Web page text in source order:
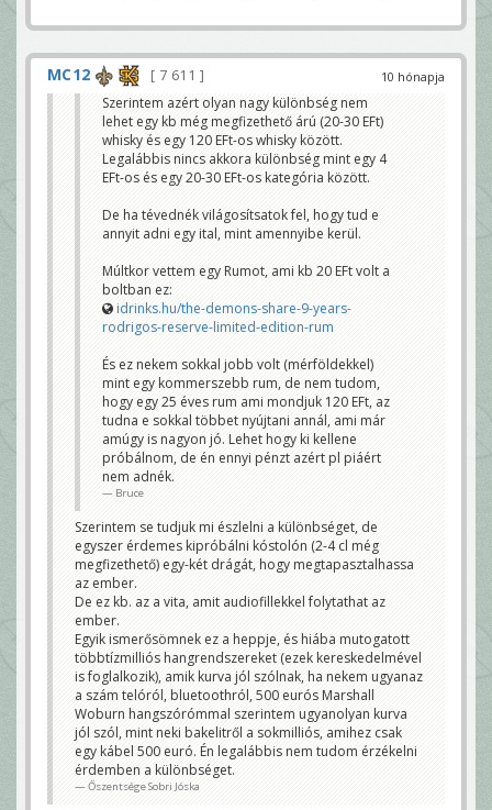
10 hónapja
MC12
7 611
Szerintem azért olyan nagy különbség nem
lehet egy kb még megfizethető árú (20-30 EFt)
whisky és egy 120 EFt-os whisky között.
Legalábbis nincs akkora különbség mint egy 4
EFt-os és egy 20-30 EFt-os kategória között.
De ha tévednék világosítsatok fel, hogy tud e
annyit adni egy ital, mint amennyibe kerül.
Múltkor vettem egy Rumot, ami kb 20 EFt volt a
boltban ez:
idrinks.hu/the-demons-share-9-years-
rodrigos-reserve-limited-edition-rum
És ez nekem sokkal jobb volt (mérföldekkel)
mint egy kommerszebb rum, de nem tudom,
hogy egy 25 éves rum ami mondjuk 120 EFt, az
tudna e sokkal többet nyújtani annál, ami már
amúgy is nagyon jó. Lehet hogy ki kellene
próbálnom, de én ennyi pénzt azért pl piáért
nem adnék.
Bruce
Szerintem se tudjuk mi észlelni a különbséget, de
egyszer érdemes kipróbálni kóstolón (2-4 cl még
megfizethető) egy-két drágát, hogy megtapasztalhassa
az ember.
De ez kb. az a vita, amit audiofillekkel folytathat az
ember.
Egyik ismerősömnek ez a heppje, és hiába mutogatott
többtízmilliós hangrendszereket (ezek kereskedelmével
is foglalkozik), amik kurva jól szólnak, ha nekem ugyanaz
a szám telóról, bluetoothról, 500 eurós Marshall
Woburn hangszórómmal szerintem ugyanolyan kurva
jól szól, mint neki bakelitről a sokmilliós, amihez csak
egy kábel 500 euró. Én legalábbis nem tudom érzékelni
érdemben a különbséget.
Őszentsége Sobri Jóska